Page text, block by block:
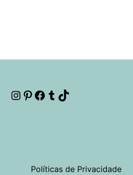
Instagram
Pinterest
Facebook
Tumblr
Políticas de Privacidade